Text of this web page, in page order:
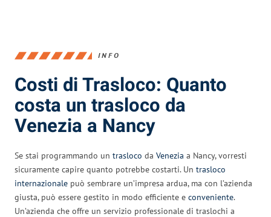
INFO
Costi di Trasloco: Quanto
costa un trasloco da
Venezia a Nancy
Se stai programmando un trasloco da Venezia a Nancy, vorresti
sicuramente capire quanto potrebbe costarti. Un trasloco
internazionale può sembrare un’impresa ardua, ma con l’azienda
giusta, può essere gestito in modo efficiente e conveniente.
Un’azienda che offre un servizio professionale di traslochi a